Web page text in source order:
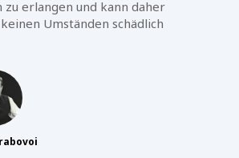
zu erlangen und kann daher
Umständen schädlich